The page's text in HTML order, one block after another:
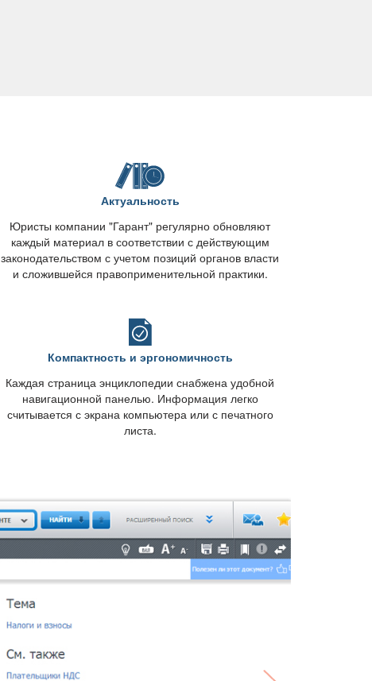
Актуальность
Юристы компании "Гарант" регулярно обновляют
каждый материал в соответствии с действующим
законодательством с учетом позиций органов власти
и сложившейся правоприменительной практики.
Компактность и эргономичность
Каждая страница энциклопедии снабжена удобной
навигационной панелью. Информация легко
считывается с экрана компьютера или с печатного
листа.